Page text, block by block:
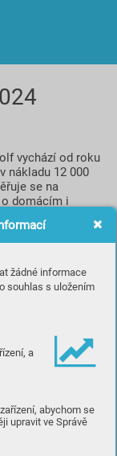
žádné informace
souhlas s uložením
a
abychom se
upravit ve Správě
vychází od roku
nákladu 12 000
se na
domácím i
profily, testy
o
s
britským titulem